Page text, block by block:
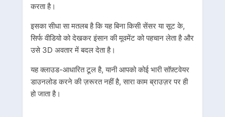
करता है।
इसका सीधा सा मतलब है कि यह बिना किसी सेंसर या सूट के,
सिर्फ वीडियो को देखकर इंसान की मूवमेंट को पहचान लेता है और
उसे 3D अवतार में बदल देता है।
यह क्लाउड-आधारित टूल है, यानी आपको कोई भारी सॉफ़्टवेयर
डाउनलोड करने की ज़रूरत नहीं है, सारा काम ब्राउज़र पर ही
हो जाता है।